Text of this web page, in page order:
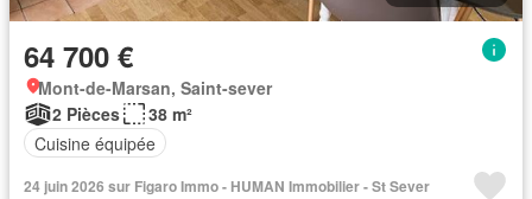
64 700 €
Mont-de-Marsan, Saint-sever
2 Pièces
38 m²
Cuisine équipée
24 juin 2026 sur Figaro Immo - HUMAN Immobilier - St Sever